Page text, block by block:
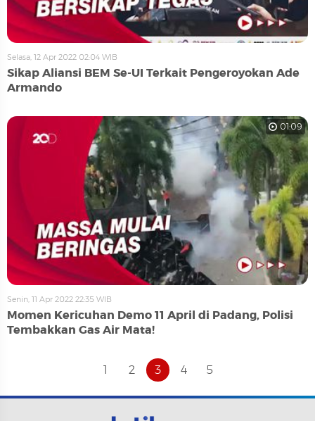
Selasa, 12 Apr 2022 02:04 WIB
Sikap Aliansi BEM Se-UI Terkait Pengeroyokan Ade
Armando
01:09
Senin, 11 Apr 2022 22:35 WIB
Momen Kericuhan Demo 11 April di Padang, Polisi
Tembakkan Gas Air Mata!
1 2 3 4 5